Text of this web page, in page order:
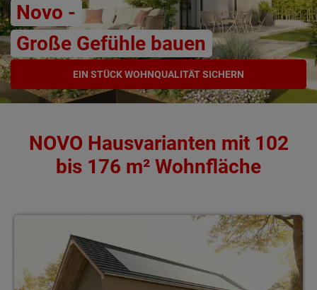
Novo -
Große Gefühle bauen
EIN STÜCK WOHNQUALITÄT SICHERN
NOVO Hausvarianten mit 102
bis 176 m² Wohnfläche